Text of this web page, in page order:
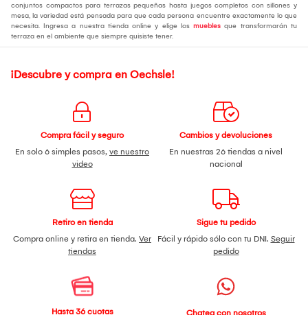
conjuntos compactos para terrazas pequeñas hasta juegos completos con sillones y
mesa, la variedad está pensada para que cada persona encuentre exactamente lo que
necesita. Ingresa a nuestra tienda online y elige los muebles que transformarán tu
terraza en el ambiente que siempre quisiste tener.
¡Descubre y compra en Oechsle!
Compra fácil y seguro
En solo 6 simples pasos, ve nuestro
video
Cambios y devoluciones
En nuestras 26 tiendas a nivel
nacional
Retiro en tienda
Compra online y retira en tienda. Ver
tiendas
Sigue tu pedido
Fácil y rápido sólo con tu DNI. Seguir
pedido
Hasta 36 cuotas
Chatea con nosotros